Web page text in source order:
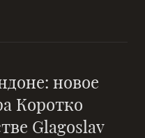
новое
Коротко
Glagoslav